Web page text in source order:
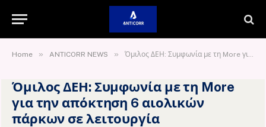
Home » ANTICORR NEWS » Όμιλος ΔΕΗ: Συμφωνία με τη More για την απόκτηση 6 αιολικών πάρκων σε λειτουργία
Όμιλος ΔΕΗ: Συμφωνία με τη More
για την απόκτηση 6 αιολικών
πάρκων σε λειτουργία